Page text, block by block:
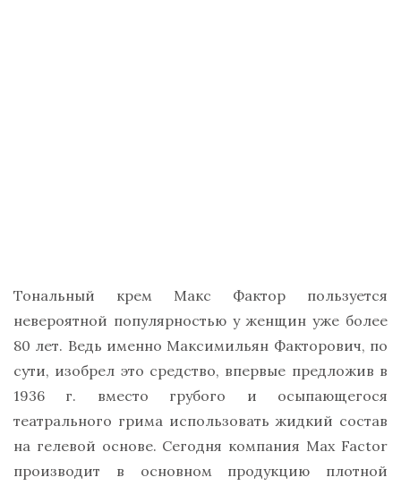
Тональный крем Макс Фактор пользуется
невероятной популярностью у женщин уже более
80 лет. Ведь именно Максимильян Факторович, по
сути, изобрел это средство, впервые предложив в
1936 г. вместо грубого и осыпающегося
театрального грима использовать жидкий состав
на гелевой основе. Сегодня компания Max Factor
производит в основном продукцию плотной